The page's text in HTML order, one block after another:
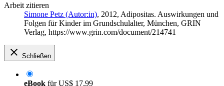
Arbeit zitieren
Simone Petz (Autor:in), 2012, Adipositas. Auswirkungen und
Folgen für Kinder im Grundschulalter, München, GRIN
Verlag, https://www.grin.com/document/214741
Schließen
eBook fürUS$ 17,99